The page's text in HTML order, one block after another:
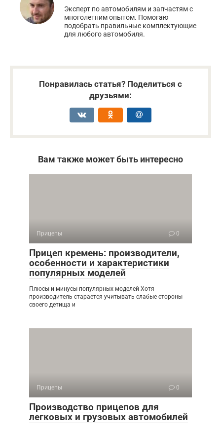
Эксперт по автомобилям и запчастям с
многолетним опытом. Помогаю
подобрать правильные комплектующие
для любого автомобиля.
Понравилась статья? Поделиться с
друзьями:
Вам также может быть интересно
Прицепы 0
Прицеп кремень: производители,
особенности и характеристики
популярных моделей
Плюсы и минусы популярных моделей Хотя
производитель старается учитывать слабые стороны
своего детища и
Прицепы 0
Производство прицепов для
легковых и грузовых автомобилей